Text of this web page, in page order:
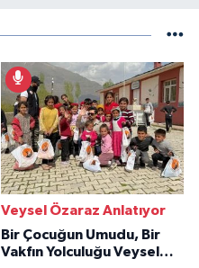
Veysel Özaraz Anlatıyor
Bir Çocuğun Umudu, Bir
Vakfın Yolculuğu Veysel